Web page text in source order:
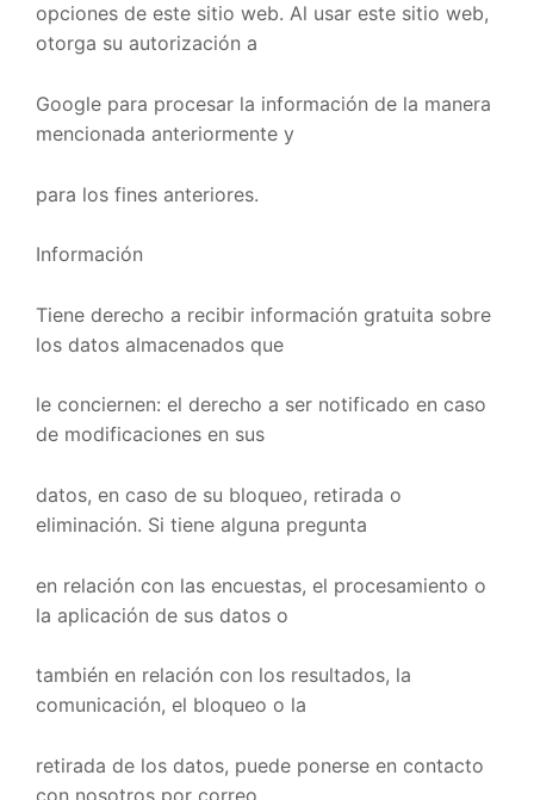
opciones de este sitio web. Al usar este sitio web,
otorga su autorización a
Google para procesar la información de la manera
mencionada anteriormente y
para los fines anteriores.
Información
Tiene derecho a recibir información gratuita sobre
los datos almacenados que
le conciernen: el derecho a ser notificado en caso
de modificaciones en sus
datos, en caso de su bloqueo, retirada o
eliminación. Si tiene alguna pregunta
en relación con las encuestas, el procesamiento o
la aplicación de sus datos o
también en relación con los resultados, la
comunicación, el bloqueo o la
retirada de los datos, puede ponerse en contacto
con nosotros por correo